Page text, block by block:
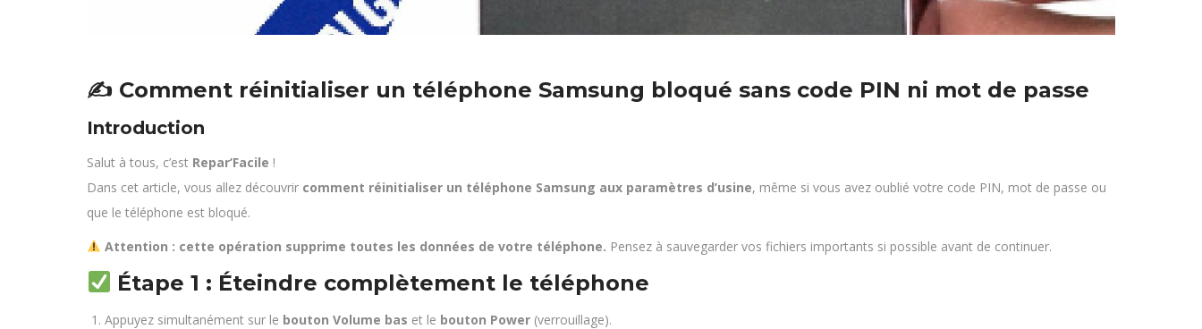
✍️ Comment réinitialiser un téléphone Samsung bloqué sans code PIN ni mot de passe
Introduction
Salut à tous, c’est Repar’Facile !
Dans cet article, vous allez découvrir comment réinitialiser un téléphone Samsung aux paramètres d’usine, même si vous avez oublié votre code PIN, mot de passe ou
que le téléphone est bloqué.
Attention : cette opération supprime toutes les données de votre téléphone. Pensez à sauvegarder vos fichiers importants si possible avant de continuer.
Étape 1 : Éteindre complètement le téléphone
Appuyez simultanément sur le bouton Volume bas et le bouton Power (verrouillage).